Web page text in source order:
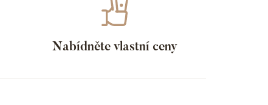
Nabídněte vlastní ceny